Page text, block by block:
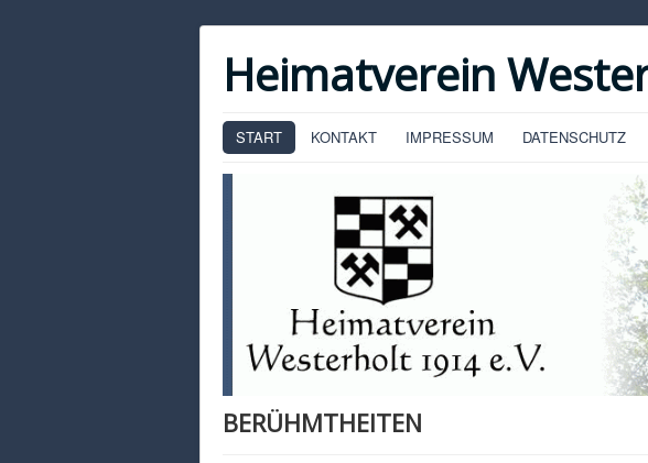
Heimatverein
START KONTAKT IMPRESSUM DATENSCHUTZ
BERÜHMTHEITEN